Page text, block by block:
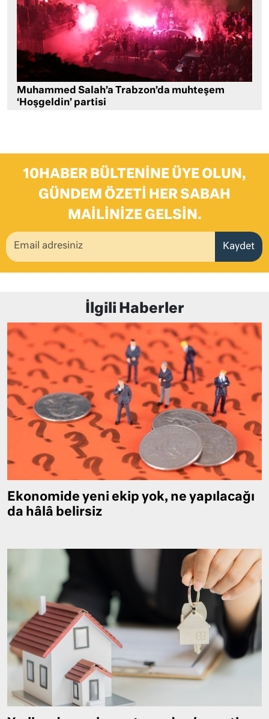
Muhammed Salah’a Trabzon’da muhteşem
‘Hoşgeldin’ partisi
10HABER BÜLTENINE ÜYE OLUN,
GÜNDEM ÖZETI HER SABAH
MAILINIZE GELSIN.
Kaydet
İlgili Haberler
Ekonomide yeni ekip yok, ne yapılacağı
da hâlâ belirsiz